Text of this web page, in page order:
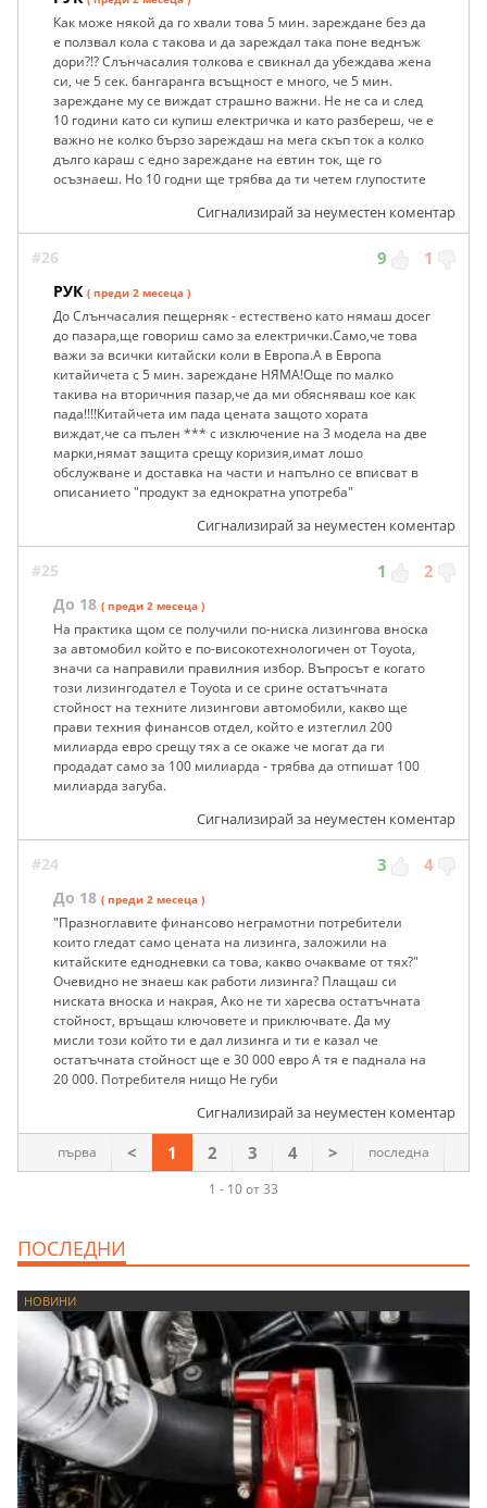
Как може някой да го хвали това 5 мин. зареждане без да
е ползвал кола с такова и да зареждал така поне веднъж
дори?!? Слънчасалия толкова е свикнал да убеждава жена
си, че 5 сек. бангаранга всъщност е много, че 5 мин.
зареждане му се виждат страшно важни. Не не са и след
10 години като си купиш електричка и като разбереш, че е
важно не колко бързо зареждаш на мега скъп ток а колко
дълго караш с едно зареждане на евтин ток, ще го
осъзнаеш. Но 10 годни ще трябва да ти четем глупостите
Сигнализирай за неуместен коментар
#26 9 1
РУК ( преди 2 месеца )
До Слънчасалия пещерняк - естествено като нямаш досег
до пазара,ще говориш само за електрички.Само,че това
важи за всички китайски коли в Европа.А в Европа
китайичета с 5 мин. зареждане НЯМА!Още по малко
такива на вторичния пазар,че да ми обясняваш кое как
пада!!!!Китайчета им пада цената защото хората
виждат,че са пълен *** с изключение на 3 модела на две
марки,нямат защита срещу коризия,имат лошо
обслужване и доставка на части и напълно се вписват в
описанието "продукт за еднократна употреба"
Сигнализирай за неуместен коментар
#25 1 2
До 18 ( преди 2 месеца )
На практика щом се получили по-ниска лизингова вноска
за автомобил който е по-високотехнологичен от Toyota,
значи са направили правилния избор. Въпросът е когато
този лизингодател е Toyota и се срине остатъчната
стойност на техните лизингови автомобили, какво ще
прави техния финансов отдел, който е изтеглил 200
милиарда евро срещу тях а се окаже че могат да ги
продадат само за 100 милиарда - трябва да отпишат 100
милиарда загуба.
Сигнализирай за неуместен коментар
#24 3 4
До 18 ( преди 2 месеца )
"Празноглавите финансово неграмотни потребители
които гледат само цената на лизинга, заложили на
китайските еднодневки са това, какво очакваме от тях?"
Очевидно не знаеш как работи лизинга? Плащаш си
ниската вноска и накрая, Ако не ти харесва остатъчната
стойност, връщаш ключовете и приключвате. Да му
мисли този който ти е дал лизинга и ти е казал че
остатъчната стойност ще е 30 000 евро А тя е паднала на
20 000. Потребителя нищо Не губи
Сигнализирай за неуместен коментар
1 - 10 от 33
първа < 1 2 3 4 > последна
ПОСЛЕДНИ
НОВИНИ